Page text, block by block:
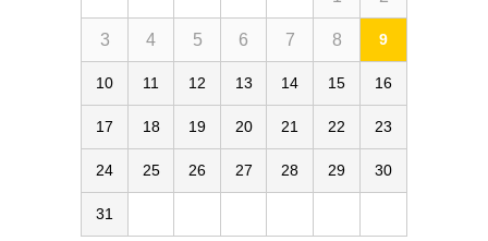
3 4 5 6 7 8 9
10 11 12 13 14 15 16
17 18 19 20 21 22 23
24 25 26 27 28 29 30
31